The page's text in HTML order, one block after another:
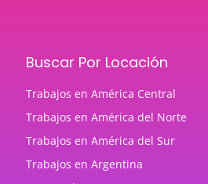
Buscar Por Locación
Trabajos en América Central
Trabajos en América del Norte
Trabajos en América del Sur
Trabajos en Argentina